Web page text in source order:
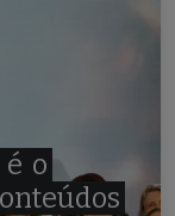
é o